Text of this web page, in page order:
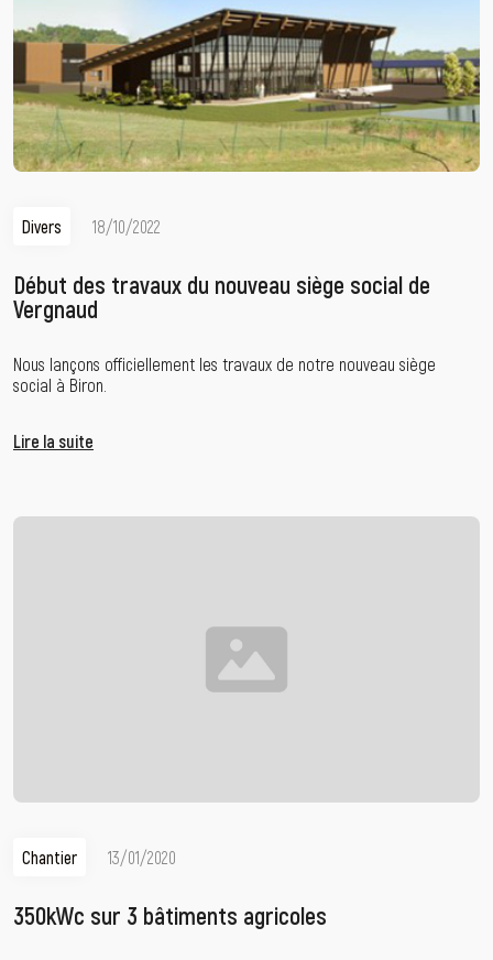
Divers 18/10/2022
Début des travaux du nouveau siège social de
Vergnaud
Nous lançons officiellement les travaux de notre nouveau siège
social à Biron.
Lire la suite
Chantier 13/01/2020
350kWc sur 3 bâtiments agricoles